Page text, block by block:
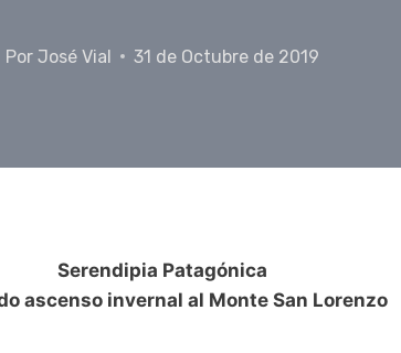
Por José Vial 31 de Octubre de 2019
Serendipia Patagónica
ascenso invernal al Monte San Lorenzo